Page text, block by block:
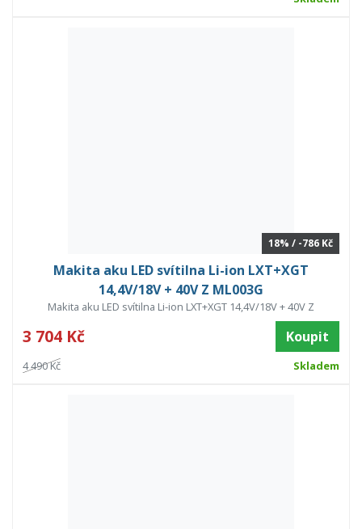
18% / -786 Kč
Makita aku LED svítilna Li-ion LXT+XGT
14,4V/18V + 40V Z ML003G
Makita aku LED svítilna Li-ion LXT+XGT 14,4V/18V + 40V Z
3 704 Kč Koupit
4 490 Kč Skladem